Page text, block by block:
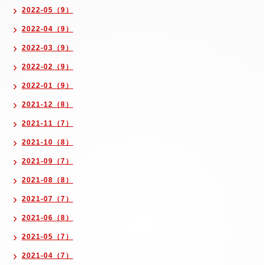
2022-05（9）
2022-04（9）
2022-03（9）
2022-02（9）
2022-01（9）
2021-12（8）
2021-11（7）
2021-10（8）
2021-09（7）
2021-08（8）
2021-07（7）
2021-06（8）
2021-05（7）
2021-04（7）